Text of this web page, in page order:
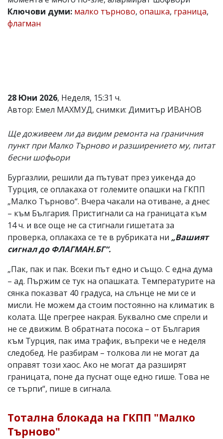
Коментарите
под
статиите
носи
отговорност
Ако
откриете
обиден
за
коментар,
моля
сигнализирайте
ни!
Ключови думи: малко търново, опашка, граница,
флагман
28 Юни 2026, Неделя, 15:31 ч.
Автор: Емел МАХМУД, снимки: Димитър ИВАНОВ
Ще доживеем ли да видим ремонта на граничния
пункт при Малко Търново и разширението му, питат
бесни шофьори
Бургазлии, решили да пътуват през уикенда до
Турция, се оплакаха от големите опашки на ГКПП
„Малко Търново“. Вчера чакали на отиване, а днес
– към България. Пристигнали са на границата към
14 ч. и все още не са стигнали гишетата за
проверка, оплакаха се те в рубриката ни „Вашият
сигнал до ФЛАГМАН.БГ“.
„Пак, пак и пак. Всеки път едно и също. С една дума
– ад. Пържим се тук на опашката. Температурите на
сянка показват 40 градуса, на слънце не ми се и
мисли. Не можем да стоим постоянно на климатик в
колата. Ще прегрее накрая. Буквално сме спрели и
не се движим. В обратната посока – от България
към Турция, пак има трафик, въпреки че е неделя
следобед. Не разбирам – толкова ли не могат да
оправят този хаос. Ако не могат да разширят
границата, поне да пуснат още едно гише. Това не
се търпи“, пише в сигнала.
Тотална блокада на ГКПП "Малко
Търново"